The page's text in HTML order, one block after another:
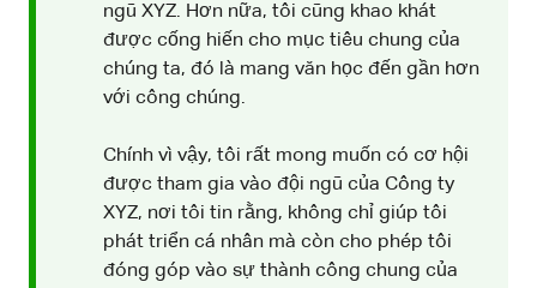
ngũ XYZ. Hơn nữa, tôi cũng khao khát
được cống hiến cho mục tiêu chung của
chúng ta, đó là mang văn học đến gần hơn
với công chúng.
Chính vì vậy, tôi rất mong muốn có cơ hội
được tham gia vào đội ngũ của Công ty
XYZ, nơi tôi tin rằng, không chỉ giúp tôi
phát triển cá nhân mà còn cho phép tôi
đóng góp vào sự thành công chung của